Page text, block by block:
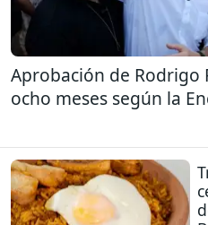
Aprobación de Rodrigo
ocho meses según la